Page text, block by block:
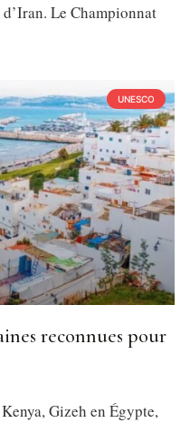
Le Championnat
UNESCO
reconnues pour
Gizeh en Égypte,